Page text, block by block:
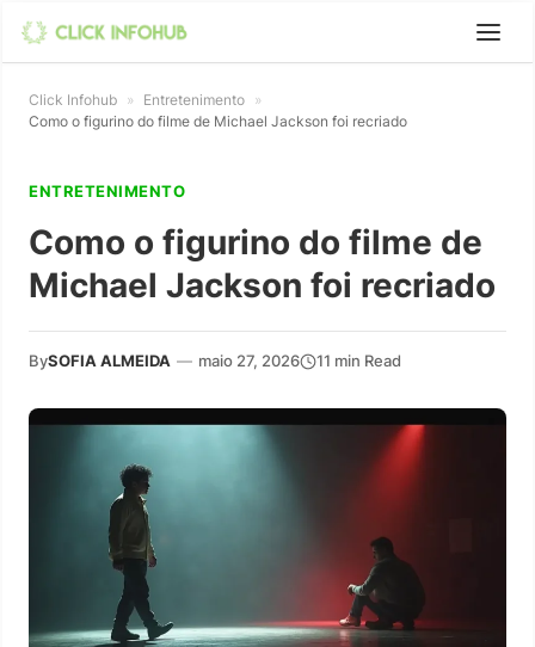
Click Infohub » Entretenimento »
Como o figurino do filme de Michael Jackson foi recriado
ENTRETENIMENTO
Como o figurino do filme de
Michael Jackson foi recriado
BySOFIA ALMEIDA — maio 27, 2026 11 min Read